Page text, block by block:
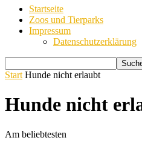
Startseite
Zoos und Tierparks
Impressum
Datenschutzerklärung
Start Hunde nicht erlaubt
Hunde nicht
Am beliebtesten